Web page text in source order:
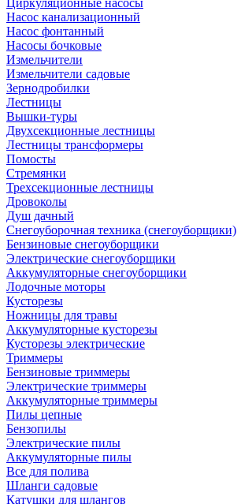
Циркуляционные насосы
Насос канализационный
Насос фонтанный
Насосы бочковые
Измельчители
Измельчители садовые
Зернодробилки
Лестницы
Вышки-туры
Двухсекционные лестницы
Лестницы трансформеры
Помосты
Стремянки
Трехсекционные лестницы
Дровоколы
Душ дачный
Снегоуборочная техника (снегоуборщики)
Бензиновые снегоуборщики
Электрические снегоуборщики
Аккумуляторные снегоуборщики
Лодочные моторы
Кусторезы
Ножницы для травы
Аккумуляторные кусторезы
Кусторезы электрические
Триммеры
Бензиновые триммеры
Электрические триммеры
Аккумуляторные триммеры
Пилы цепные
Бензопилы
Электрические пилы
Аккумуляторные пилы
Все для полива
Шланги садовые
Катушки для шлангов